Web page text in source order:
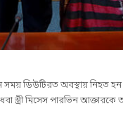
ডিউটিরত অবস্থায় নিহত হন
স্ত্রী মিসেস পারভিন আক্তারকে